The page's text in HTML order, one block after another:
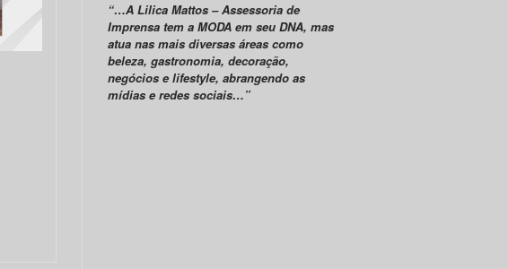
“…A Lilica Mattos – Assessoria de
Imprensa tem a MODA em seu DNA, mas
atua nas mais diversas áreas como
beleza, gastronomia, decoração,
negócios e lifestyle, abrangendo as
mídias e redes sociais…”